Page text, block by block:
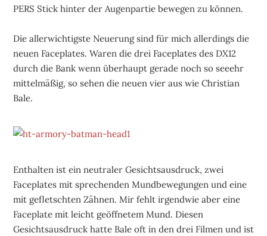
PERS Stick hinter der Augenpartie bewegen zu können.
Die allerwichtigste Neuerung sind für mich allerdings die
neuen Faceplates. Waren die drei Faceplates des DX12
durch die Bank wenn überhaupt gerade noch so seeehr
mittelmäßig, so sehen die neuen vier aus wie Christian
Bale.
Enthalten ist ein neutraler Gesichtsausdruck, zwei
Faceplates mit sprechenden Mundbewegungen und eine
mit gefletschten Zähnen. Mir fehlt irgendwie aber eine
Faceplate mit leicht geöffnetem Mund. Diesen
Gesichtsausdruck hatte Bale oft in den drei Filmen und ist